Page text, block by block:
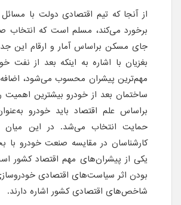
از آنجا که تیم اقتصادی دولت با
برخورد می‌کند، مسلم است که انتخاب
جای مسکن براساس آمار و ارقام این
بغزیان با اشاره به اینکه بعد از نفت
مهم‌ترین پیشران محسوب می‌شود،
ساختمان بعد از خودرو بیشترین اهمیت را
براساس علم اقتصاد باید خودرو
حمایت انتخاب می‌شد. در این میان
کارشناسان در مقایسه صنعت خودرو
یکی از پیشران‌های مهم اقتصاد کشور
بودن اثر سیاست‌های اقتصادی
شاخص‌های اقتصادی کشور اشاره دارند.